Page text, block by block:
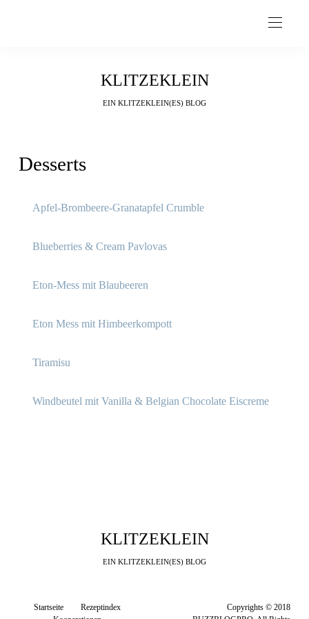
KLITZEKLEIN
EIN KLITZEKLEIN(ES) BLOG
Desserts
Apfel-Brombeere-Granatapfel Crumble
Blueberries & Cream Pavlovas
Eton-Mess mit Blaubeeren
Eton Mess mit Himbeerkompott
Tiramisu
Windbeutel mit Vanilla & Belgian Chocolate Eiscreme
KLITZEKLEIN
EIN KLITZEKLEIN(ES) BLOG
Startseite
Rezeptindex
Copyrights © 2018